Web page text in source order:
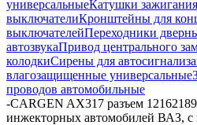
универсальныеКатушки зажигания
выключателиКронштейны для
выключателейПереходники
автозвукаПривод центрального
колодкиСирены для
влагозащищенные универсальные
проводов автомобильные
-CARGEN AX317 разъем 12162189
инжекторных автомобилей ВАЗ,